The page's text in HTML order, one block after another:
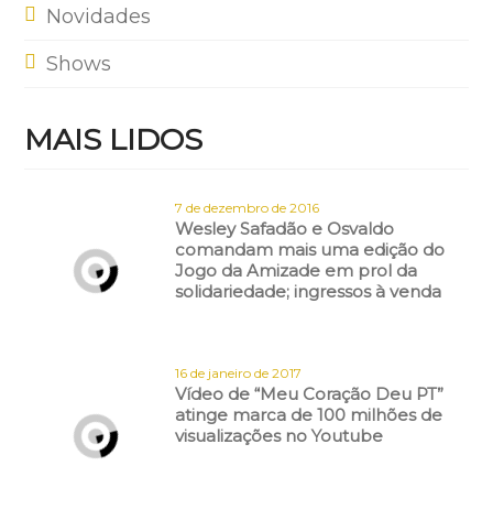
Novidades
Shows
MAIS LIDOS
7 de dezembro de 2016
Wesley Safadão e Osvaldo
comandam mais uma edição do
Jogo da Amizade em prol da
solidariedade; ingressos à venda
16 de janeiro de 2017
Vídeo de “Meu Coração Deu PT”
atinge marca de 100 milhões de
visualizações no Youtube